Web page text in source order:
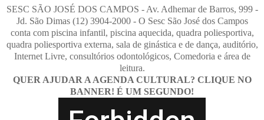
SESC SÃO JOSÉ DOS CAMPOS - Av. Adhemar de Barros, 999 -
Jd. São Dimas (12) 3904-2000 - O Sesc São José dos Campos
conta com piscina infantil, piscina aquecida, quadra poliesportiva,
quadra poliesportiva externa, sala de ginástica e de dança, auditório,
Internet Livre, consultórios odontológicos, Comedoria e área de
leitura.
QUER AJUDAR A AGENDA CULTURAL? CLIQUE NO
BANNER! É UM SEGUNDO!